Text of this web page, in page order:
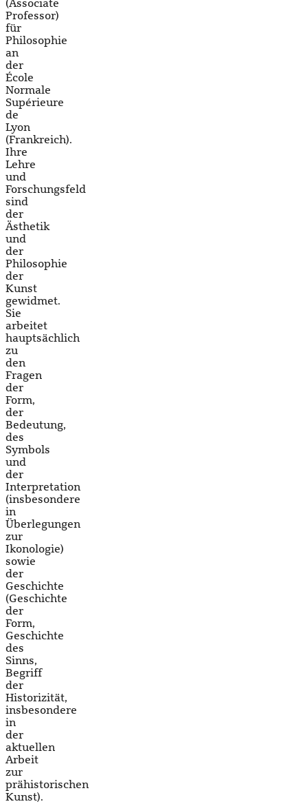
(Associate
Professor)
für
Philosophie
an
der
École
Normale
Supérieure
de
Lyon
(Frankreich).
Ihre
Lehre
und
Forschungsfeld
sind
der
Ästhetik
und
der
Philosophie
der
Kunst
gewidmet.
Sie
arbeitet
hauptsächlich
zu
den
Fragen
der
Form,
der
Bedeutung,
des
Symbols
und
der
Interpretation
(insbesondere
in
Überlegungen
zur
Ikonologie)
sowie
der
Geschichte
(Geschichte
der
Form,
Geschichte
des
Sinns,
Begriff
der
Historizität,
insbesondere
in
der
aktuellen
Arbeit
zur
prähistorischen
Kunst).